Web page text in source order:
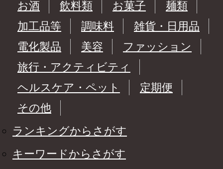
お酒
飲料類 お菓子
麺類
加工品等
調味料
雑貨・日用品
電化製品
美容
ファッション
旅行・アクティビティ
ヘルスケア・ペット
定期便
その他
ランキングからさがす
キーワードからさがす